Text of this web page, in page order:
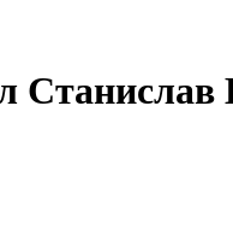
Станислав